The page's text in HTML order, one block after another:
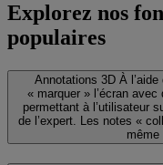
Explorez nos
populaires
Annotations 3D À
« marquer » l’écran
permettant à l’utilisateur
de l’expert. Les notes «
même